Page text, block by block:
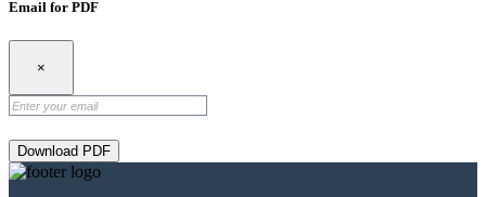
Email for PDF
×
Download PDF